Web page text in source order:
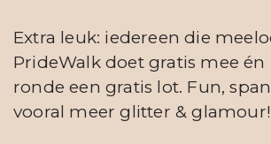
Extra leuk: iedereen die
PrideWalk doet gratis mee
ronde een gratis lot. Fun,
vooral meer glitter & glamour!